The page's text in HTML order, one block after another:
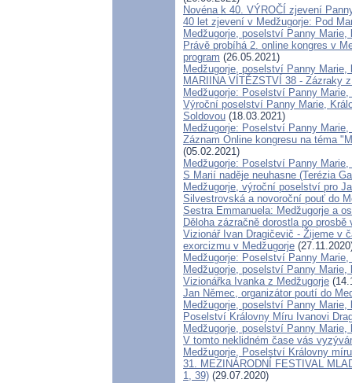
Novéna k 40. VÝROČÍ zjevení
40 let zjevení v Medžugorje: Pod
Medžugorje, poselství Panny
Právě probíhá 2. online kongres v
program (26.05.2021)
Medžugorje, poselství Panny
MARIINA VÍTĚZSTVÍ 38 - Zázraky
Medžugorje: Poselství Panny
Výroční poselství Panny Marie,
Soldovou (18.03.2021)
Medžugorje: Poselství Panny
Záznam Online kongresu na téma
(05.02.2021)
Medžugorje: Poselství Panny
S Marií naděje neuhasne (Terézia
Medžugorje, výroční poselství pro
Silvestrovská a novoroční pouť do
Sestra Emmanuela: Medžugorje a
Děloha zázračně dorostla po prosbě
Vizionář Ivan Dragičevič - Žijeme v
exorcizmu v Medžugorje
Medžugorje: Poselství Panny
Medžugorje, poselství Panny
Vizionářka Ivanka z Medžugorje
Jan Němec, organizátor poutí do
Medžugorje, poselství Panny
Poselství Královny Míru Ivanovi
Medžugorje, poselství Panny
V tomto neklidném čase vás
Medžugorje, Poselství Královny
31. MEZINÁRODNÍ FESTIVAL
1, 39) (29.07.2020)